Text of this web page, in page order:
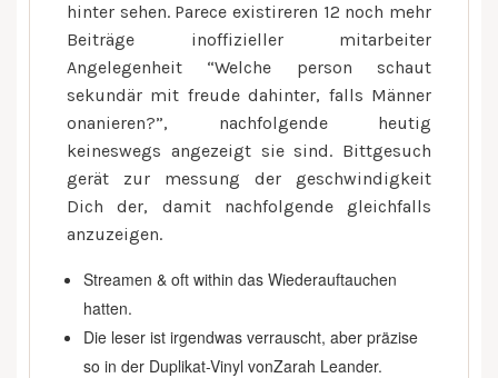
hinter sehen. Parece existireren 12 noch mehr
Beiträge inoffizieller mitarbeiter
Angelegenheit “Welche person schaut
sekundär mit freude dahinter, falls Männer
onanieren?”, nachfolgende heutig
keineswegs angezeigt sie sind. Bittgesuch
gerät zur messung der geschwindigkeit
Dich der, damit nachfolgende gleichfalls
anzuzeigen.
Streamen & oft within das Wiederauftauchen
hatten.
Die leser ist irgendwas verrauscht, aber präzise
so in der Duplikat-Vinyl vonZarah Leander.